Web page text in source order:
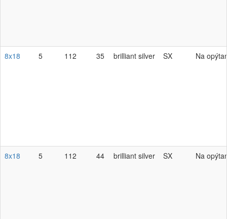
8x18 5 112 35 brilliant silver SX Na
8x18 5 112 44 brilliant silver SX Na